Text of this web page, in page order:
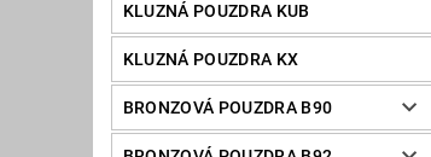
KLUZNÁ POUZDRA KUB
KLUZNÁ POUZDRA KX
BRONZOVÁ POUZDRA B90